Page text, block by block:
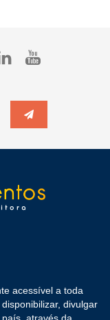
acessível a toda
divulgar